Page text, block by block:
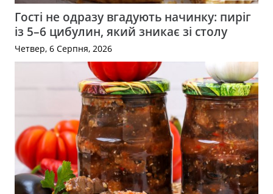
Гості не одразу вгадують начинку: пиріг
із 5–6 цибулин, який зникає зі столу
Четвер, 6 Серпня, 2026